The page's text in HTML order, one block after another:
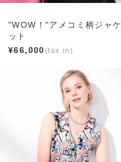
"WOW！"アメコミ柄ジャケ
ット
¥66,000